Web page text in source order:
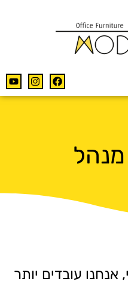
אנחנו עובדים יותר